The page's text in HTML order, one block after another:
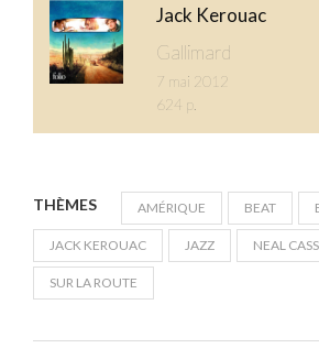
Jack Kerouac
Gallimard
7 mai 2012
624 p.
THÈMES AMÉRIQUE BEAT
JACK KEROUAC JAZZ NEAL
SUR LA ROUTE